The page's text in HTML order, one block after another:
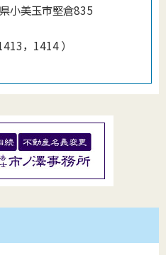
小美玉市堅倉835
，1414）